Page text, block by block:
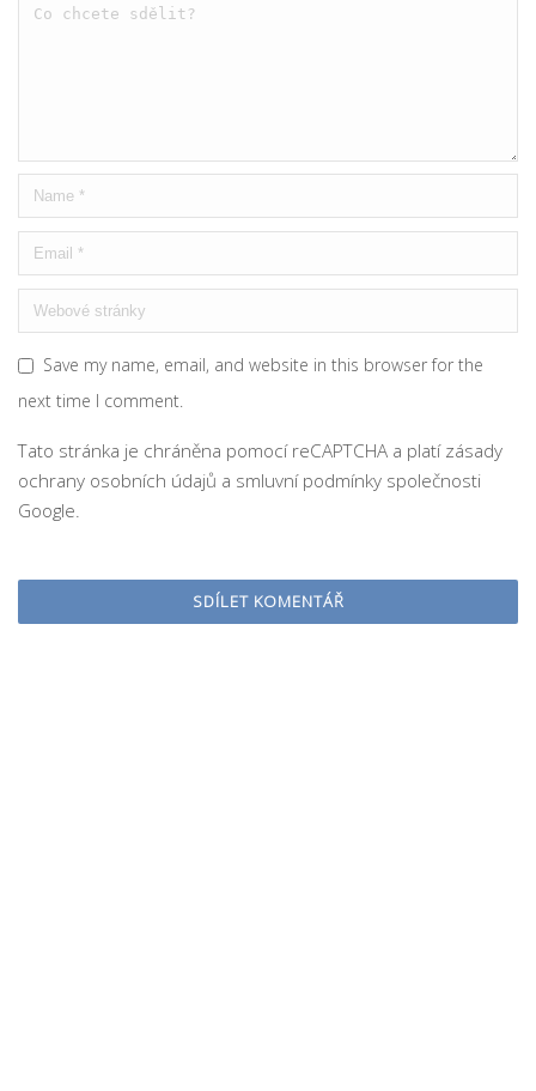
Save my name, email, and website in this browser for the
next time I comment.
Tato stránka je chráněna pomocí reCAPTCHA a platí zásady
ochrany osobních údajů a smluvní podmínky společnosti
Google.